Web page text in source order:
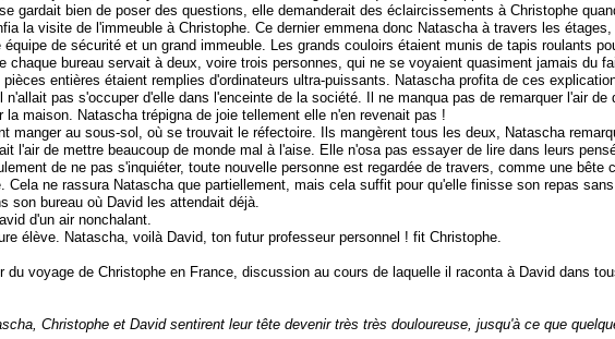
gardait bien de poser des questions, elle demanderait des éclaircissements à Christophe
la visite de l'immeuble à Christophe. Ce dernier emmena donc Natascha à travers les
de sécurité et un grand immeuble. Les grands couloirs étaient munis de tapis roulants
chaque bureau servait à deux, voire trois personnes, qui ne se voyaient quasiment jamais du
entières étaient remplies d'ordinateurs ultra-puissants. Natascha profita de ces
pas s'occuper d'elle dans l'enceinte de la société. Il ne manqua pas de remarquer l'air
la maison. Natascha trépigna de joie tellement elle n'en revenait pas !
manger au sous-sol, où se trouvait le réfectoire. Ils mangèrent tous les deux, Natascha
l'air de mettre beaucoup de monde mal à l'aise. Elle n'osa pas essayer de lire dans leurs
de ne pas s'inquiéter, toute nouvelle personne est regardée de travers, comme une
Cela ne rassura Natascha que partiellement, mais cela suffit pour qu'elle finisse son repas
son bureau où David les attendait déjà.
d'un air nonchalant.
élève. Natascha, voilà David, ton futur professeur personnel ! fit Christophe.
du voyage de Christophe en France, discussion au cours de laquelle il raconta à David dans
Christophe et David sentirent leur tête devenir très très douloureuse, jusqu'à ce que